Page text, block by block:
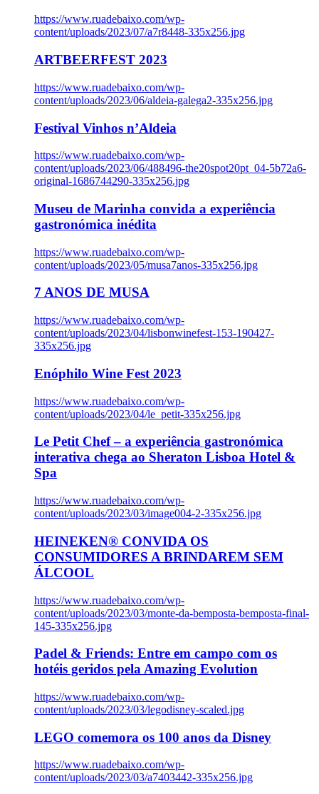
https://www.ruadebaixo.com/wp-
content/uploads/2023/07/a7r8448-335x256.jpg
ARTBEERFEST 2023
https://www.ruadebaixo.com/wp-
content/uploads/2023/06/aldeia-galega2-335x256.jpg
Festival Vinhos n’Aldeia
https://www.ruadebaixo.com/wp-
content/uploads/2023/06/488496-the20spot20pt_04-5b72a6-
original-1686744290-335x256.jpg
Museu de Marinha convida a experiência
gastronómica inédita
https://www.ruadebaixo.com/wp-
content/uploads/2023/05/musa7anos-335x256.jpg
7 ANOS DE MUSA
https://www.ruadebaixo.com/wp-
content/uploads/2023/04/lisbonwinefest-153-190427-
335x256.jpg
Enóphilo Wine Fest 2023
https://www.ruadebaixo.com/wp-
content/uploads/2023/04/le_petit-335x256.jpg
Le Petit Chef – a experiência gastronómica
interativa chega ao Sheraton Lisboa Hotel &
Spa
https://www.ruadebaixo.com/wp-
content/uploads/2023/03/image004-2-335x256.jpg
HEINEKEN® CONVIDA OS
CONSUMIDORES A BRINDAREM SEM
ÁLCOOL
https://www.ruadebaixo.com/wp-
content/uploads/2023/03/monte-da-bemposta-bemposta-final-
145-335x256.jpg
Padel & Friends: Entre em campo com os
hotéis geridos pela Amazing Evolution
https://www.ruadebaixo.com/wp-
content/uploads/2023/03/legodisney-scaled.jpg
LEGO comemora os 100 anos da Disney
https://www.ruadebaixo.com/wp-
content/uploads/2023/03/a7403442-335x256.jpg